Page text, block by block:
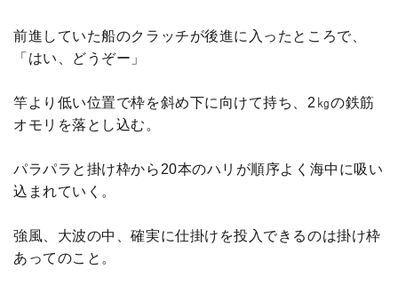
前進していた船のクラッチが後進に入ったところで、
「はい、どうぞー」
竿より低い位置で枠を斜め下に向けて持ち、2㎏の鉄筋
オモリを落とし込む。
パラパラと掛け枠から20本のハリが順序よく海中に吸い
込まれていく。
強風、大波の中、確実に仕掛けを投入できるのは掛け枠
あってのこと。